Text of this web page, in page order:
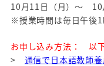
10月11日（月）～ 10
※授業時間は毎日午後
お申し込み方法： 以
> 通信で日本語教師